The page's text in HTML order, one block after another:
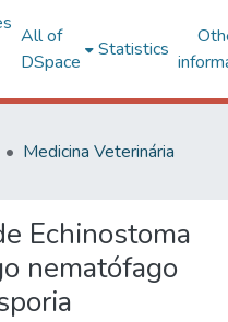
All of
DSpace
Statistics
Medicina Veterinária
Echinostoma
nematófago